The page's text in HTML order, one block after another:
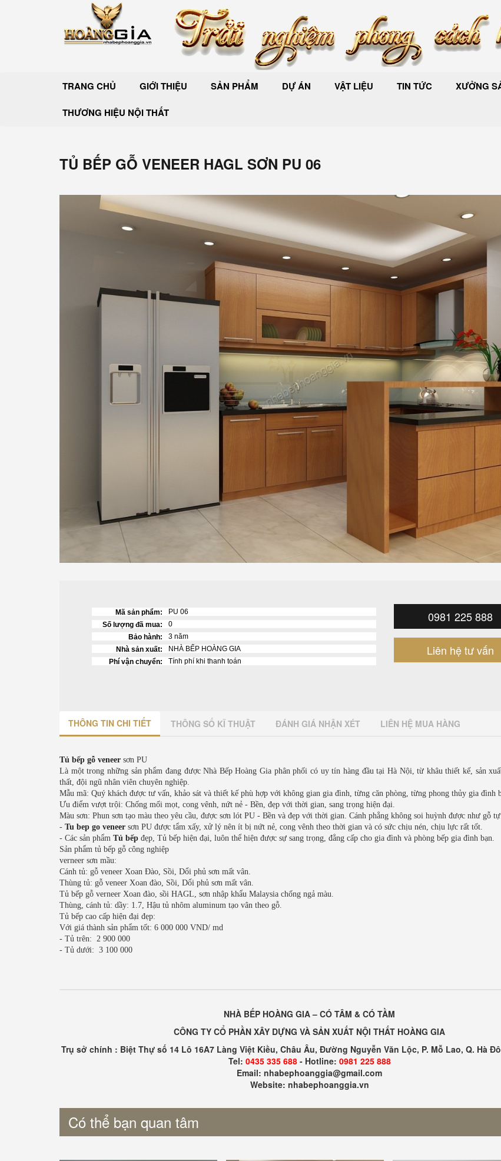
TRANG CHỦ GIỚI THIỆU SẢN PHẨM DỰ ÁN VẬT LIỆU TIN TỨC XƯỞNG
THƯƠNG HIỆU NỘI THẤT
TỦ BẾP GỖ VENEER HAGL SƠN PU 06
Mã sản phẩm:
PU 06
Số lượng đã mua:
0
Bảo hành:
3 năm
Nhà sản xuất:
NHÀ BẾP HOÀNG GIA
Phí vận chuyển:
Tính phí khi thanh toán
0981 225 888
Liên hệ tư vấn
THÔNG TIN CHI TIẾT THÔNG SỐ KĨ THUẬT ĐÁNH GIÁ NHẬN XÉT LIÊN HỆ MUA HÀNG
Tủ bếp gỗ veneer sơn PU
Là một trong những sản phẩm đang được Nhà Bếp Hoàng Gia phân phối có uy tín hàng đầu tại Hà Nội, từ khâu thiết kế, sản
thất, đội ngũ nhân viên chuyên nghiệp.
Mẫu mã: Quý khách được tư vấn, khảo sát và thiết kế phù hợp với không gian gia đình, từng căn phòng, từng phong thủy gia đình
Ưu điểm vượt trội: Chống mối mọt, cong vênh, nứt nẻ - Bền, đẹp với thời gian, sang trọng hiện đại.
Màu sơn: Phun sơn tạo màu theo yêu cầu, được sơn lót PU - Bền và đẹp với thời gian. Cánh phẳng không soi huỳnh được như gỗ tự
- Tu bep go veneer sơn PU được tẩm xấy, xử lý nên ít bị nứt nẻ, cong vênh theo thời gian và có sức chịu nén, chịu lực rất tốt.
- Các sản phẩm Tủ bếp đẹp, Tủ bếp hiện đại, luôn thể hiện được sự sang trọng, đẳng cấp cho gia đình và phòng bếp gia đình bạn.
Sản phẩm tủ bếp gỗ công nghiệp
verneer sơn mầu:
Cánh tủ: gỗ veneer Xoan Đào, Sồi, Dổi phủ sơn mất vân.
Thùng tủ: gỗ veneer Xoan đào, Sồi, Dổi phủ sơn mất vân.
Tủ bếp gỗ verneer Xoan đào, sồi HAGL, sơn nhập khẩu Malaysia chống ngả màu.
Thùng, cánh tủ: dầy: 1.7, Hậu tủ nhôm aluminum tạo vân theo gỗ.
Tủ bếp cao cấp hiện đại đẹp:
Với giá thành sản phẩm tốt: 6 000 000 VND/ md
- Tủ trên: 2 900 000
- Tủ dưới: 3 100 000
NHÀ BẾP HOÀNG GIA – CÓ TÂM & CÓ TẦM
CÔNG TY CỔ PHẦN XÂY DỰNG VÀ SẢN XUẤT NỘI THẤT HOÀNG GIA
Trụ sở chính : Biệt Thự số 14 Lô 16A7 Làng Việt Kiều, Châu Âu, Đường Nguyễn Văn Lộc, P. Mỗ Lao, Q. Hà
Tel: 0435 335 688- Hotline: 0981 225 888
Email: nhabephoanggia@gmail.com
Website: nhabephoanggia.vn
Có thể bạn quan tâm